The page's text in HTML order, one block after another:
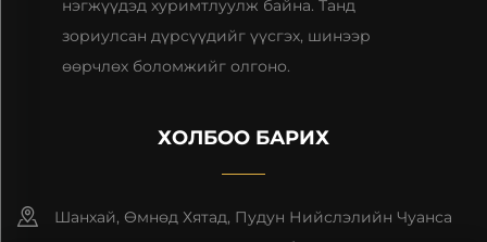
нэгжүүдэд хуримтлуулж байна. Танд
зориулсан дүрсүүдийг үүсгэх, шинээр
өөрчлөх боломжийг олгоно.
ХОЛБОО БАРИХ
Шанхай, Өмнөд Хятад, Пудун Нийслэлийн Чуанса